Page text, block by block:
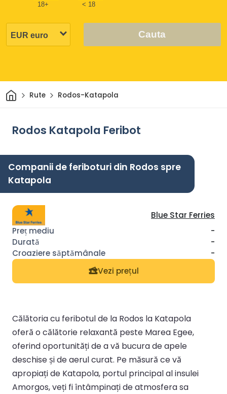
18+ < 18
Cauta
AcasăRute Rodos-Katapola
Rodos Katapola Feribot
Companii de feriboturi din Rodos spre
Katapola
Blue Star Ferries
-
-
-
Vezi prețul
Călătoria cu feribotul de la Rodos la Katapola
oferă o călătorie relaxantă peste Marea Egee,
oferind oportunități de a vă bucura de apele
deschise și de aerul curat. Pe măsură ce vă
apropiați de Katapola, portul principal al insulei
Amorgos, veți fi întâmpinați de atmosfera sa